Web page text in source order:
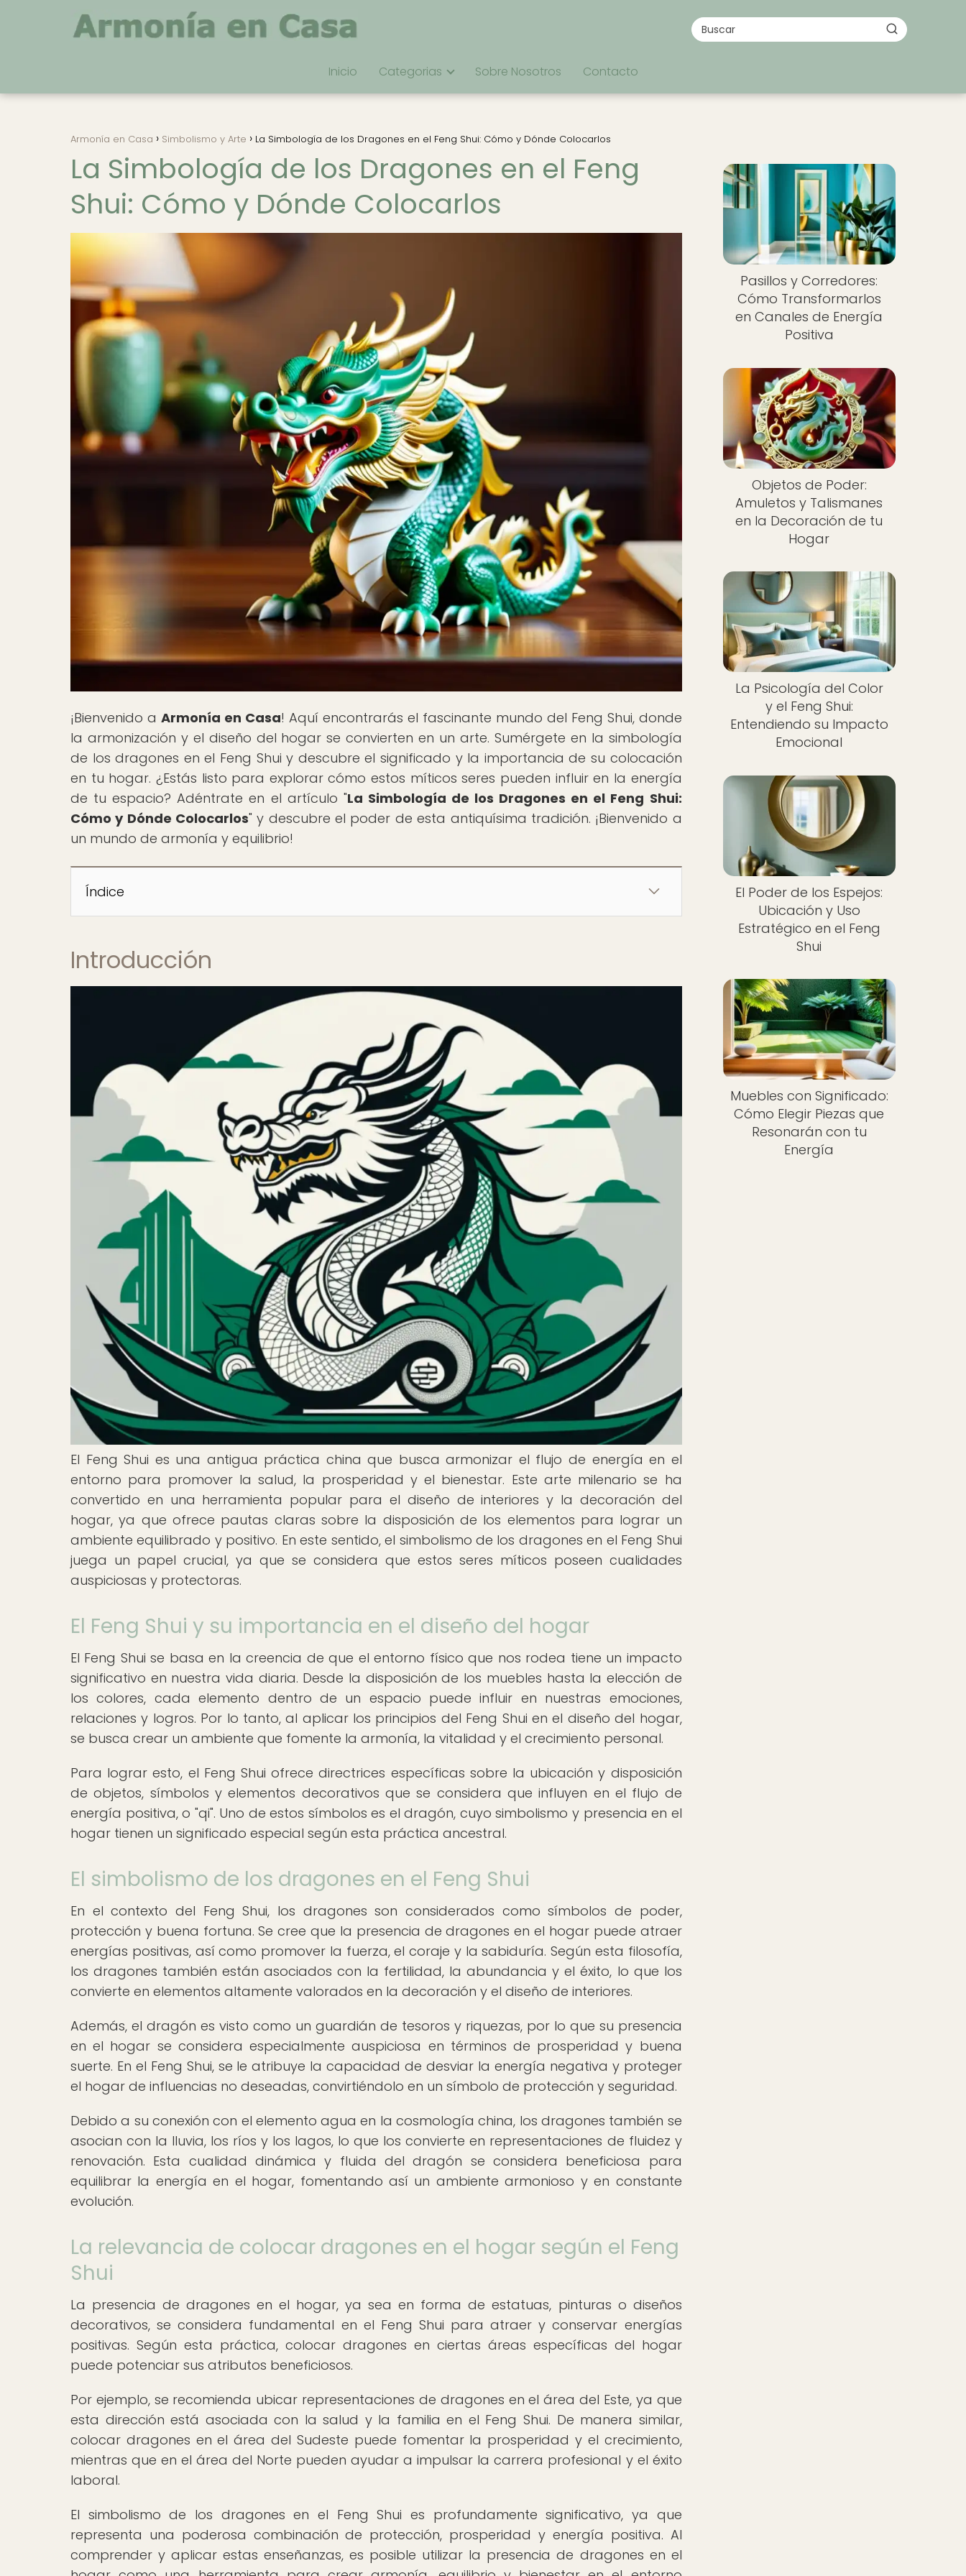
Inicio Categorias Sobre Nosotros Contacto
Armonía en Casa Simbolismo y Arte La Simbología de los Dragones en el Feng Shui: Cómo y Dónde Colocarlos
La Simbología de los Dragones en el Feng
Shui: Cómo y Dónde Colocarlos
¡Bienvenido a Armonía en Casa! Aquí encontrarás el fascinante mundo del Feng Shui, donde
la armonización y el diseño del hogar se convierten en un arte. Sumérgete en la simbología
de los dragones en el Feng Shui y descubre el significado y la importancia de su colocación
en tu hogar. ¿Estás listo para explorar cómo estos míticos seres pueden influir en la energía
de tu espacio? Adéntrate en el artículo "La Simbología de los Dragones en el Feng Shui:
Cómo y Dónde Colocarlos" y descubre el poder de esta antiquísima tradición. ¡Bienvenido a
un mundo de armonía y equilibrio!
Índice
Introducción
El Feng Shui es una antigua práctica china que busca armonizar el flujo de energía en el
entorno para promover la salud, la prosperidad y el bienestar. Este arte milenario se ha
convertido en una herramienta popular para el diseño de interiores y la decoración del
hogar, ya que ofrece pautas claras sobre la disposición de los elementos para lograr un
ambiente equilibrado y positivo. En este sentido, el simbolismo de los dragones en el Feng Shui
juega un papel crucial, ya que se considera que estos seres míticos poseen cualidades
auspiciosas y protectoras.
El Feng Shui y su importancia en el diseño del hogar
El Feng Shui se basa en la creencia de que el entorno físico que nos rodea tiene un impacto
significativo en nuestra vida diaria. Desde la disposición de los muebles hasta la elección de
los colores, cada elemento dentro de un espacio puede influir en nuestras emociones,
relaciones y logros. Por lo tanto, al aplicar los principios del Feng Shui en el diseño del hogar,
se busca crear un ambiente que fomente la armonía, la vitalidad y el crecimiento personal.
Para lograr esto, el Feng Shui ofrece directrices específicas sobre la ubicación y disposición
de objetos, símbolos y elementos decorativos que se considera que influyen en el flujo de
energía positiva, o "qi". Uno de estos símbolos es el dragón, cuyo simbolismo y presencia en el
hogar tienen un significado especial según esta práctica ancestral.
El simbolismo de los dragones en el Feng Shui
En el contexto del Feng Shui, los dragones son considerados como símbolos de poder,
protección y buena fortuna. Se cree que la presencia de dragones en el hogar puede atraer
energías positivas, así como promover la fuerza, el coraje y la sabiduría. Según esta filosofía,
los dragones también están asociados con la fertilidad, la abundancia y el éxito, lo que los
convierte en elementos altamente valorados en la decoración y el diseño de interiores.
Además, el dragón es visto como un guardián de tesoros y riquezas, por lo que su presencia
en el hogar se considera especialmente auspiciosa en términos de prosperidad y buena
suerte. En el Feng Shui, se le atribuye la capacidad de desviar la energía negativa y proteger
el hogar de influencias no deseadas, convirtiéndolo en un símbolo de protección y seguridad.
Debido a su conexión con el elemento agua en la cosmología china, los dragones también se
asocian con la lluvia, los ríos y los lagos, lo que los convierte en representaciones de fluidez y
renovación. Esta cualidad dinámica y fluida del dragón se considera beneficiosa para
equilibrar la energía en el hogar, fomentando así un ambiente armonioso y en constante
evolución.
La relevancia de colocar dragones en el hogar según el Feng
Shui
La presencia de dragones en el hogar, ya sea en forma de estatuas, pinturas o diseños
decorativos, se considera fundamental en el Feng Shui para atraer y conservar energías
positivas. Según esta práctica, colocar dragones en ciertas áreas específicas del hogar
puede potenciar sus atributos beneficiosos.
Por ejemplo, se recomienda ubicar representaciones de dragones en el área del Este, ya que
esta dirección está asociada con la salud y la familia en el Feng Shui. De manera similar,
colocar dragones en el área del Sudeste puede fomentar la prosperidad y el crecimiento,
mientras que en el área del Norte pueden ayudar a impulsar la carrera profesional y el éxito
laboral.
El simbolismo de los dragones en el Feng Shui es profundamente significativo, ya que
representa una poderosa combinación de protección, prosperidad y energía positiva. Al
comprender y aplicar estas enseñanzas, es posible utilizar la presencia de dragones en el
Pasillos y Corredores:
Cómo Transformarlos
en Canales de Energía
Positiva
Objetos de Poder:
Amuletos y Talismanes
en la Decoración de tu
Hogar
La Psicología del Color
y el Feng Shui:
Entendiendo su Impacto
Emocional
El Poder de los Espejos:
Ubicación y Uso
Estratégico en el Feng
Shui
Muebles con Significado:
Cómo Elegir Piezas que
Resonarán con tu
Energía